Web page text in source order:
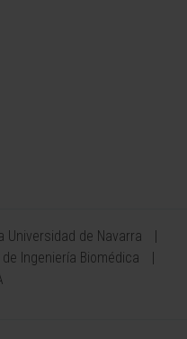
Universidad de Navarra
Ingeniería Biomédica